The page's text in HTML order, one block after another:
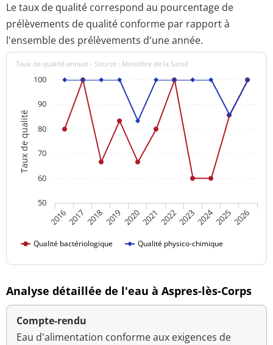
Le taux de qualité correspond au pourcentage de
prélèvements de qualité conforme par rapport à
l'ensemble des prélèvements d'une année.
Taux de qualité
Taux de qualité annuel - Source : Ministère de la Santé
Qualité bactériologique Qualité physico-chimique
20162017 201820192020202120222023202420252026
50
60
70
80
90
100
Analyse détaillée de l'eau à Aspres-lès-Corps
Compte-rendu
Eau d'alimentation conforme aux exigences de